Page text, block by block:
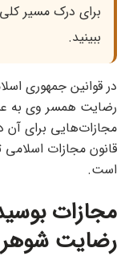
برای درک مسیر
ببینید.
در قوانین جمهوری
رضایت همسر وی به
مجازات‌هایی برای
است.
مجازات
رضایت شوهر